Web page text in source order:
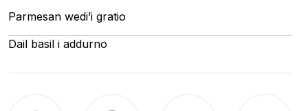
Parmesan wedi’i gratio
Dail basil i addurno